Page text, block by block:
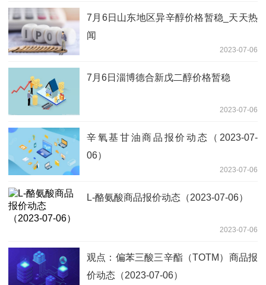
7月6日山东地区异辛醇价格暂稳_天天热
闻
2023-07-06
7月6日淄博德合新戊二醇价格暂稳
2023-07-06
辛氧基甘油商品报价动态（2023-07-
06）
2023-07-06
L-酪氨酸商品报价动态（2023-07-06）
2023-07-06
观点：偏苯三酸三辛酯（TOTM）商品报
价动态（2023-07-06）